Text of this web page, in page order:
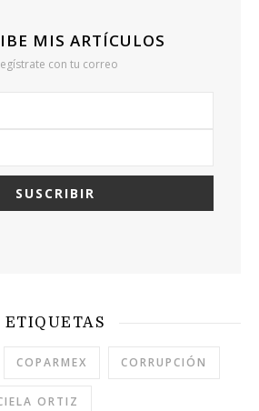
MIS ARTÍCULOS
con tu correo
ETIQUETAS
COPARMEX CORRUPCIÓN
ORTIZ